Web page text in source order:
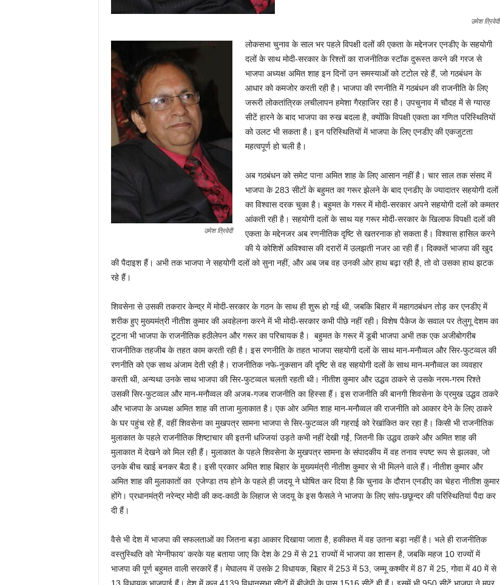
उमेश त्रिवेदी
उमेश त्रिवेदी
लोकसभा चुनाव के साल भर पहले विपक्षी दलों की एकता के मद्देनजर एनडीए के सहयोगी
दलों के साथ मोदी-सरकार के रिश्तों का राजनीतिक स्टॉक दुरूस्त करने की गरज से
भाजपा अध्यक्ष अमित शाह इन दिनों उन समस्याओं को टटोल रहे हैं, जो गठबंधन के
आधार को कमजोर करती रही है। भाजपा की रणनीति में गठबंधन की राजनीति के लिए
जरूरी लोकतांत्रिक लचीलापन हमेशा गैरहाजिर रहा है। उपचुनाव में चौदह में से ग्यारह
सीटें हारने के बाद भाजपा का रुख बदला है, क्योंकि विपक्षी एकता का गणित परिस्थितियों
को उलट भी सकता है। इन परिस्थितियों में भाजपा के लिए एनडीए की एकजुटता
महत्वपूर्ण हो चली है।
अब गठबंधन को समेट पाना अमित शाह के लिए आसान नहीं है। चार साल तक संसद में
भाजपा के 283 सीटों के बहुमत का गरूर झेलने के बाद एनडीए के ज्यादातर सहयोगी दलों
का विश्‍वास दरक चुका है। बहुमत के गरूर में मोदी-सरकार अपने सहयोगी दलों को कमतर
आंकती रही है। सहयोगी दलों के साथ यह गरूर मोदी-सरकार के खिलाफ विपक्षी दलों की
एकता के मद्देनजर अब रणनीतिक दृष्टि से खतरनाक हो सकता है। विश्‍वास हासिल करने
की ये कोशिशें अविश्‍वास की दरारों में उलझती नजर आ रही हैं। दिक्कतें भाजपा की खुद
की पैदाइश हैं। अभी तक भाजपा ने सहयोगी दलों को सुना नहीं, और अब जब वह उनकी ओर हाथ बढ़ा रही है, तो वो उसका हाथ झटक
रहे हैं।
शिवसेना से उसकी तकरार केन्द्र में मोदी-सरकार के गठन के साथ ही शुरू हो गई थी, जबकि बिहार में महागठबंधन तोड़ कर एनडीए में
शरीक हुए मुख्यमंत्री नीतीश कुमार की अवहेलना करने में भी मोदी-सरकार कभी पीछे नहीं रही। विशेष पैकेज के सवाल पर तेलुगू देशम का
टूटना भी भाजपा के राजनीतिक हठीलेपन और गरूर का परिचायक है। बहुमत के गरूर में डूबी भाजपा अभी तक एक अजीबोगरीब
राजनीतिक तहजीब के तहत काम करती रही है। इस रणनीति के तहत भाजपा सहयोगी दलों के साथ मान-मनौव्वल और सिर-फुटव्वल की
रणनीति को एक साथ अंजाम देती रही है। राजनीतिक नफे-नुकसान की दृष्टि से वह सहयोगी दलों के साथ मान-मनौव्वल का व्यवहार
करती थी, अन्यथा उनके साथ भाजपा की सिर-फुटव्वल चलती रहती थी। नीतीश कुमार और उद्धव ठाकरे से उसके नरम-गरम रिश्ते
उसकी सिर-फुटव्वल और मान-मनौव्वल की अजब-गजब राजनीति का हिस्सा हैं। इस राजनीति की बानगी शिवसेना के प्रमुख उद्धव ठाकरे
और भाजपा के अध्यक्ष अमित शाह की ताजा मुलाकात है। एक ओर अमित शाह मान-मनौव्वल की राजनीति को आकार देने के लिए ठाकरे
के घर पहुंच रहे हैं, वहीं शिवसेना का मुखपत्र सामना भाजपा से सिर-फुटव्वल की गहराई को रेखांकित कर रहा है। किसी भी राजनीतिक
मुलाकात के पहले राजनीतिक शिष्टाचार की इतनी धज्जियां उड़ते कभी नहीं देखी गईं, जितनी कि उद्धव ठाकरे और अमित शाह की
मुलाकात में देखने को मिल रही हैं। मुलाकात के पहले शिवसेना के मुखपत्र सामना के संपादकीय में वह तनाव स्पष्ट रूप से झलका, जो
उनके बीच खाई बनकर बैठा है। इसी प्रकार अमित शाह बिहार के मुख्यमंत्री नीतीश कुमार से भी मिलने वाले हैं। नीतीश कुमार और
अमित शाह की मुलाकातों का एजेण्डा तय होने के पहले ही जदयू ने घोषित कर दिया है कि चुनाव के दौरान एनडीए का चेहरा नीतीश कुमार
होंगे। प्रधानमंत्री नरेन्द्र मोदी की कद-काठी के लिहाज से जदयू के इस फैसले ने भाजपा के लिए सांप-छछून्दर की परिस्थितियां पैदा कर
दी हैं।
वैसे भी देश में भाजपा की सफलताओं का जितना बड़ा आकार दिखाया जाता है, हकीकत में वह उतना बड़ा नहीं है। भले ही राजनीतिक
वस्तुस्थिति को ’मेग्नीफाय’ करके यह बताया जाए कि देश के 29 में से 21 राज्यों में भाजपा का शासन है, जबकि महज 10 राज्यों में
भाजपा की पूर्ण बहुमत वाली सरकारें हैं। मेघालय में उसके 2 विधायक, बिहार में 253 में 53, जम्मू कश्मीर में 87 में 25, गोवा में 40 में से